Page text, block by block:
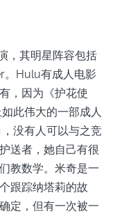
，其明星阵容包括
。Hulu有成人电影
，因为《护花使
此伟大的一部成人
没有人可以与之竞
送者，她自己有很
教数学。米奇是一
跟踪纳塔莉的故
定，但有一次被一